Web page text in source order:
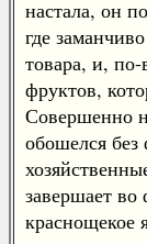
настала, он
где
товара, и,
фруктов,
Совершенно
обошелся без
завершает во
краснощекое